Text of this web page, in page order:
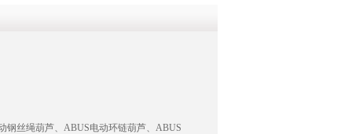
钢丝绳葫芦、ABUS电动环链葫芦、ABUS